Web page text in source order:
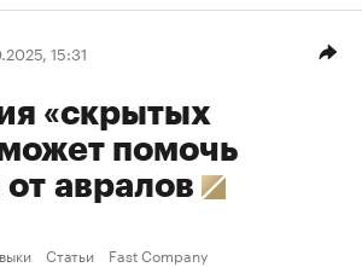
15:31
«скрытых
помочь
от авралов
Статьи Fast Company